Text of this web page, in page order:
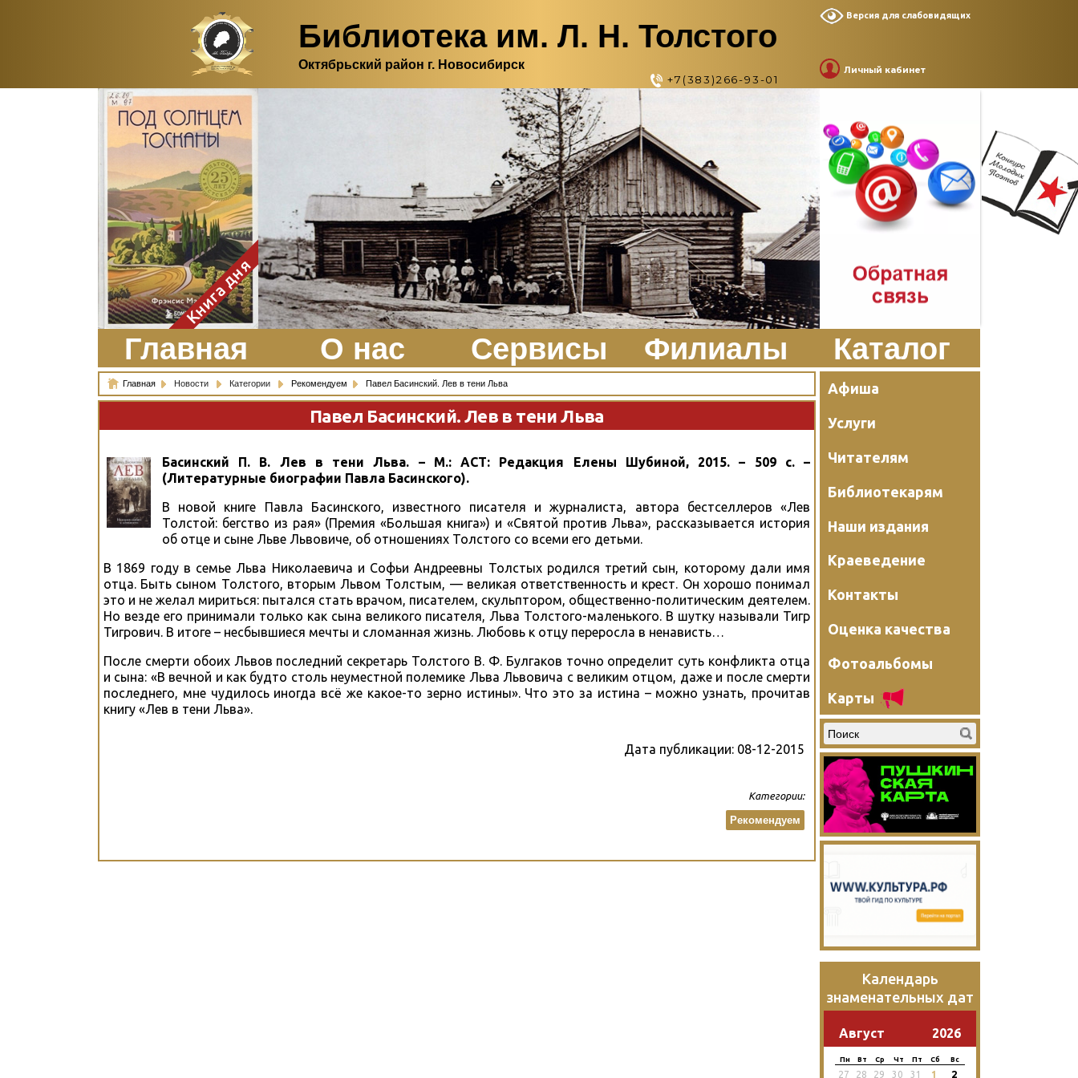
Библиотека им. Л. Н. Толстого
Октябрьский район г. Новосибирск
+7(383)266-93-01
Версия для слабовидящих
Личный кабинет
Здесь, в своем
итальянском доме, я вновь
испытала первичную
радость единения с
природой. Дом открыт
для бабочек, стрекоз, пчёл
или всех, кто пожелает
влететь в одно окно и
вылететь из другого. Едим
мы почти всегда во
дворе. Во мне настолько
возродился здравый
смысл моей матери -
умение наслаждаться
настоящим и не спешить, -
что даже нашлось время
отполировать до блеска
оконное стекло.
ЗаказатьКнига дня
Главная О нас Сервисы Филиалы Каталог
Главная Новости Категории Рекомендуем Павел Басинский. Лев в тени Льва
Павел Басинский. Лев в тени Льва
Басинский П. В. Лев в тени Льва. – М.: АСТ: Редакция Елены Шубиной, 2015. – 509 с. –
(Литературные биографии Павла Басинского).
В новой книге Павла Басинского, известного писателя и журналиста, автора бестселлеров «Лев
Толстой: бегство из рая» (Премия «Большая книга») и «Святой против Льва», рассказывается история
об отце и сыне Льве Львовиче, об отношениях Толстого со всеми его детьми.
В 1869 году в семье Льва Николаевича и Софьи Андреевны Толстых родился третий сын, которому дали имя
отца. Быть сыном Толстого, вторым Львом Толстым, — великая ответственность и крест. Он хорошо понимал
это и не желал мириться: пытался стать врачом, писателем, скульптором, общественно-политическим деятелем.
Но везде его принимали только как сына великого писателя, Льва Толстого-маленького. В шутку называли Тигр
Тигрович. В итоге – несбывшиеся мечты и сломанная жизнь. Любовь к отцу переросла в ненависть…
После смерти обоих Львов последний секретарь Толстого В. Ф. Булгаков точно определит суть конфликта отца
и сына: «В вечной и как будто столь неуместной полемике Льва Львовича с великим отцом, даже и после смерти
последнего, мне чудилось иногда всё же какое-то зерно истины». Что это за истина – можно узнать, прочитав
книгу «Лев в тени Льва».
Дата публикации: 08-12-2015
Категории:
Рекомендуем
Афиша
Услуги
Читателям
Библиотекарям
Наши издания
Краеведение
Контакты
Оценка качества
Фотоальбомы
Карты
Календарь
знаменательных дат
Август 2026
Пн Вт Ср Чт Пт Сб Вс
27 28 29 30 31 1 2